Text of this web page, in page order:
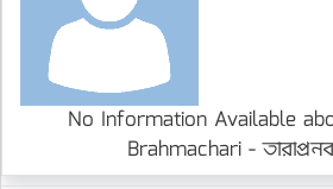
No Information Available
Brahmachari - তারাপ্রনব